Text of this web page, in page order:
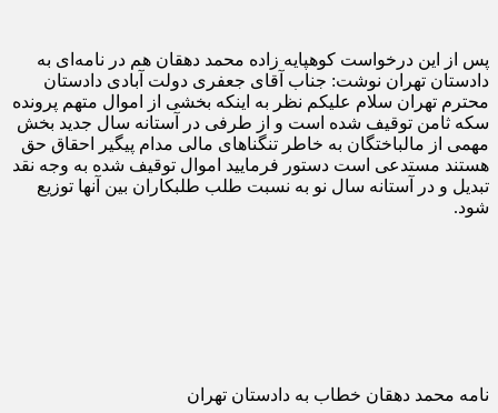
پس از این درخواست کوهپایه زاده محمد دهقان هم در نامه‌ای به
دادستان تهران نوشت: جناب آقای جعفری دولت آبادی دادستان
محترم تهران سلام علیکم نظر به اینکه بخشی از اموال متهم پرونده
سکه ثامن توقیف شده است و از طرفی در آستانه سال جدید بخش
مهمی از مالباختگان به خاطر تنگناهای مالی مدام پیگیر احقاق حق
هستند مستدعی است دستور فرمایید اموال توقیف شده به وجه نقد
تبدیل و در آستانه سال نو به نسبت طلب طلبکاران بین آنها توزیع
شود.
نامه محمد دهقان خطاب به دادستان تهران